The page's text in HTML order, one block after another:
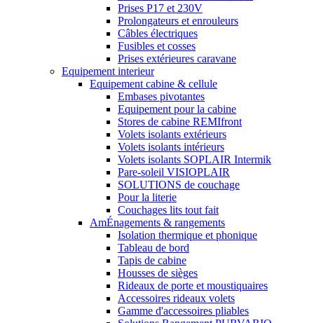
Prises P17 et 230V
Prolongateurs et enrouleurs
Câbles électriques
Fusibles et cosses
Prises extérieures caravane
Equipement interieur
Equipement cabine & cellule
Embases pivotantes
Equipement pour la cabine
Stores de cabine REMIfront
Volets isolants extérieurs
Volets isolants intérieurs
Volets isolants SOPLAIR Intermik
Pare-soleil VISIOPLAIR
SOLUTIONS de couchage
Pour la literie
Couchages lits tout fait
AmÉnagements & rangements
Isolation thermique et phonique
Tableau de bord
Tapis de cabine
Housses de sièges
Rideaux de porte et moustiquaires
Accessoires rideaux volets
Gamme d'accessoires pliables